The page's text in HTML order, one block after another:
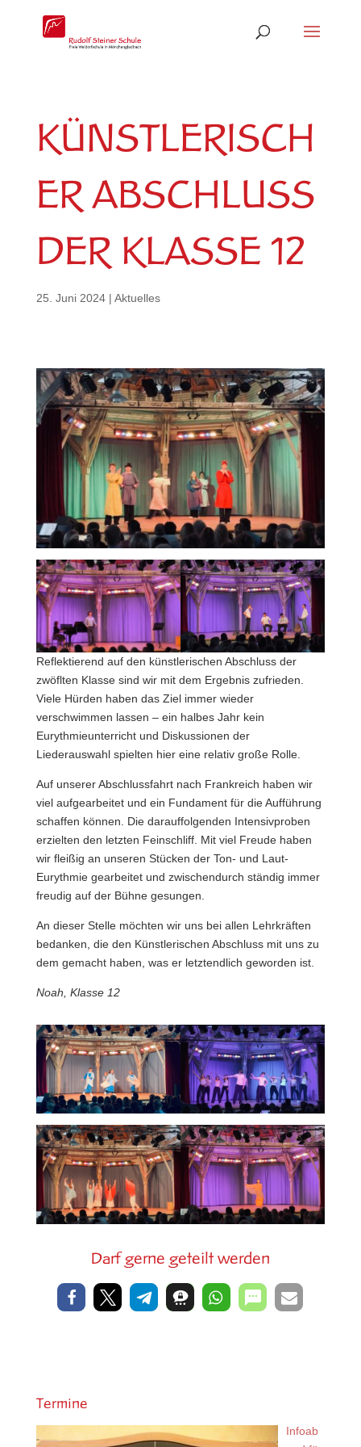
KÜNSTLERISCH
ER ABSCHLUSS
DER KLASSE 12
25. Juni 2024| Aktuelles
Reflektierend auf den künstlerischen Abschluss der
zwöflten Klasse sind wir mit dem Ergebnis zufrieden.
Viele Hürden haben das Ziel immer wieder
verschwimmen lassen – ein halbes Jahr kein
Eurythmieunterricht und Diskussionen der
Liederauswahl spielten hier eine relativ große Rolle.
Auf unserer Abschlussfahrt nach Frankreich haben wir
viel aufgearbeitet und ein Fundament für die Aufführung
schaffen können. Die darauffolgenden Intensivproben
erzielten den letzten Feinschliff. Mit viel Freude haben
wir fleißig an unseren Stücken der Ton- und Laut-
Eurythmie gearbeitet und zwischendurch ständig immer
freudig auf der Bühne gesungen.
An dieser Stelle möchten wir uns bei allen Lehrkräften
bedanken, die den Künstlerischen Abschluss mit uns zu
dem gemacht haben, was er letztendlich geworden ist.
Noah, Klasse 12
Darf gerne geteilt werden
Termine
Infoab